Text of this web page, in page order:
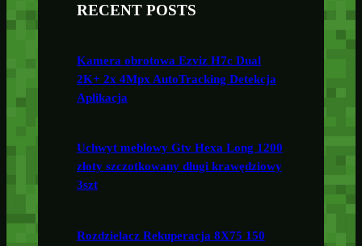
RECENT POSTS
Kamera obrotowa Ezviz H7c Dual
2K+ 2x 4Mpx AutoTracking Detekcja
Aplikacja
Uchwyt meblowy Gtv Hexa Long 1200
złoty szczotkowany długi krawędziowy
3szt
Rozdzielacz Rekuperacja 8X75 150